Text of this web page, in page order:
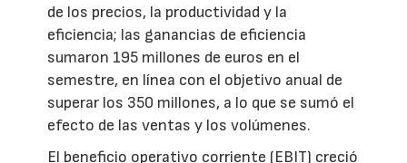
de los precios, la productividad y la
eficiencia; las ganancias de eficiencia
sumaron 195 millones de euros en el
semestre, en línea con el objetivo anual de
superar los 350 millones, a lo que se sumó el
efecto de las ventas y los volúmenes.
El beneficio operativo corriente (EBIT) creció